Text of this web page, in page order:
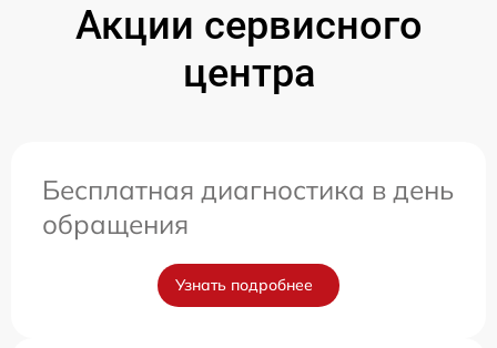
Акции сервисного
центра
Бесплатная диагностика в день
обращения
Узнать подробнее